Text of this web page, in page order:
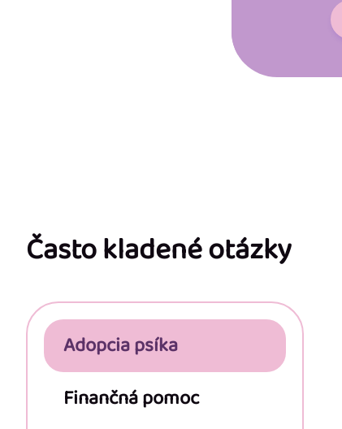
Často kladené otázky
Adopcia psíka
Finančná pomoc